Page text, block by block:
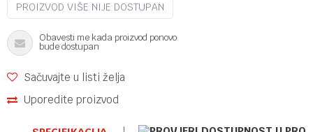
PROIZVOD VIŠE NIJE DOSTUPAN
Obavesti me kada proizvod ponovo
bude dostupan
Sačuvajte u listi želja
Uporedite proizvod